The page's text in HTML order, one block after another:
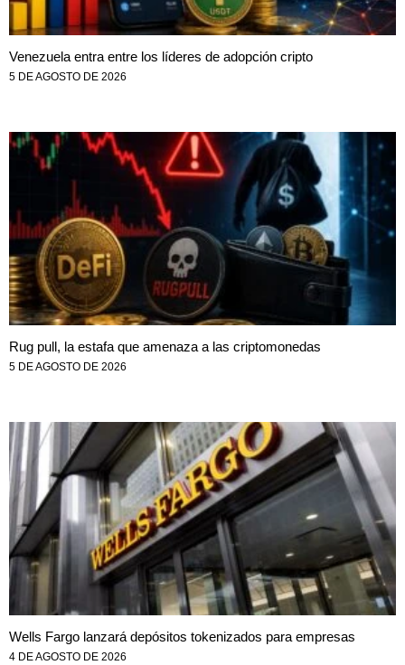
Venezuela entra entre los líderes de adopción cripto
5 DE AGOSTO DE 2026
Rug pull, la estafa que amenaza a las criptomonedas
5 DE AGOSTO DE 2026
Wells Fargo lanzará depósitos tokenizados para empresas
4 DE AGOSTO DE 2026